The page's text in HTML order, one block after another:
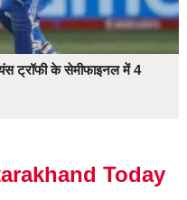
ट्रॉफी के सेमीफाइनल में 4
Today